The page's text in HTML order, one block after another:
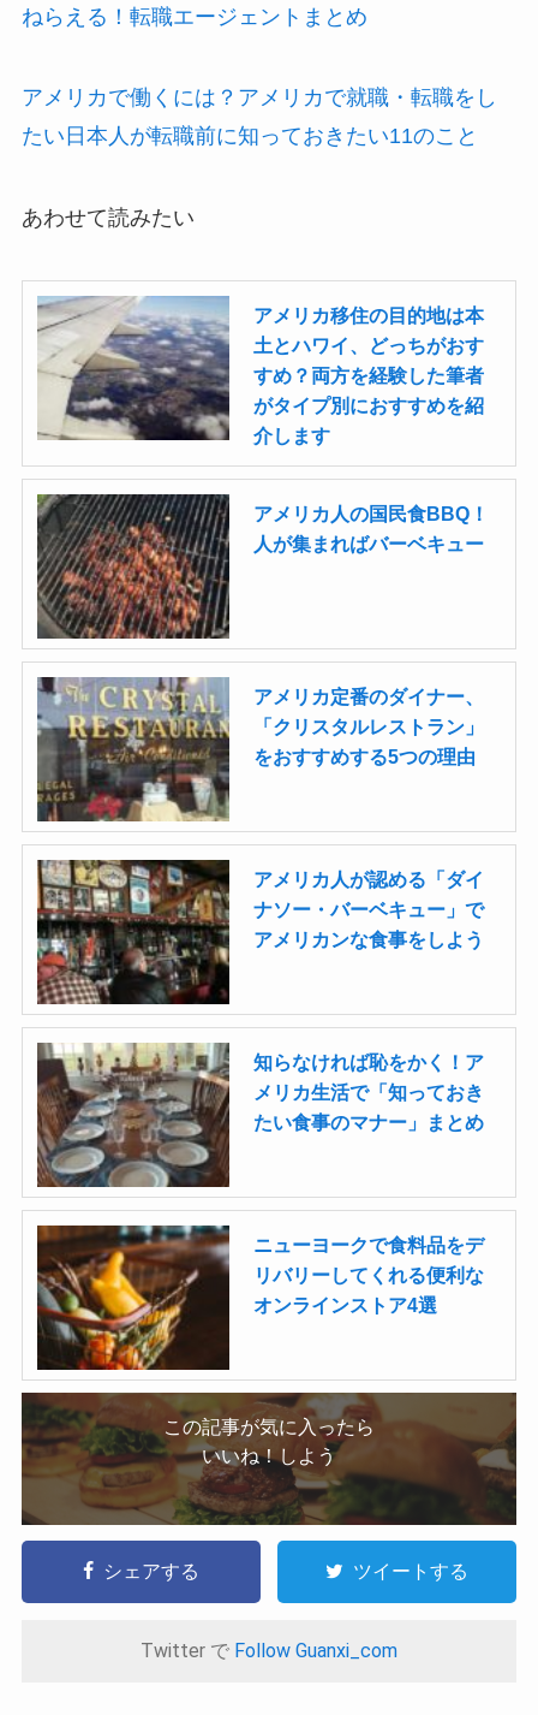
ねらえる！転職エージェントまとめ
アメリカで働くには？アメリカで就職・転職をし
たい日本人が転職前に知っておきたい11のこと
あわせて読みたい
アメリカ移住の目的地は本
土とハワイ、どっちがおす
すめ？両方を経験した筆者
がタイプ別におすすめを紹
介します
アメリカ人の国民食BBQ！
人が集まればバーベキュー
アメリカ定番のダイナー、
「クリスタルレストラン」
をおすすめする5つの理由
アメリカ人が認める「ダイ
ナソー・バーベキュー」で
アメリカンな食事をしよう
知らなければ恥をかく！ア
メリカ生活で「知っておき
たい食事のマナー」まとめ
ニューヨークで食料品をデ
リバリーしてくれる便利な
オンラインストア4選
この記事が気に入ったら
いいね！しよう
シェアする ツイートする
Twitter で Follow Guanxi_com